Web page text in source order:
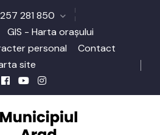
281 850
GIS - Harta orașului
personal
Contact
site